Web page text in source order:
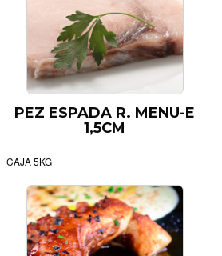
PEZ ESPADA R. MENU-E
1,5CM
CAJA 5KG